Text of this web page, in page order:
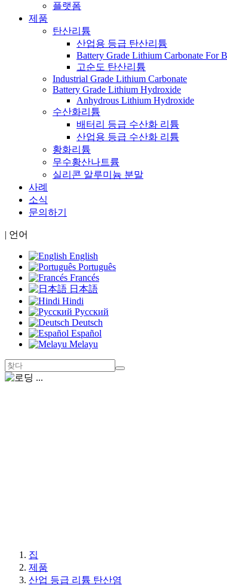
플랫폼
제품
탄산리튬
산업용 등급 탄산리튬
Battery Grade Lithium Carbonate For
고순도 탄산리튬
Industrial Grade Lithium Carbonate
Battery Grade Lithium Hydroxide
Anhydrous Lithium Hydroxide
수산화리튬
배터리 등급 수산화 리튬
산업용 등급 수산화 리튬
황화리튬
무수황산나트륨
실리콘 알루미늄 분말
사례
소식
문의하기
| 언어
English
Português
Francés
日本語
Hindi
Русский
Deutsch
Español
Melayu
집
제품
산업 등급 리튬 탄산염